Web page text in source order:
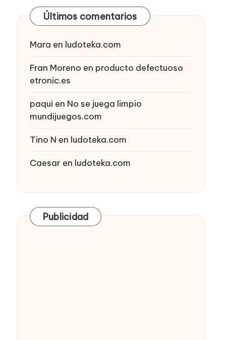
Últimos comentarios
Mara en ludoteka.com
Fran Moreno en producto defectuoso
etronic.es
paqui en No se juega limpio
mundijuegos.com
Tino N en ludoteka.com
Caesar en ludoteka.com
Publicidad